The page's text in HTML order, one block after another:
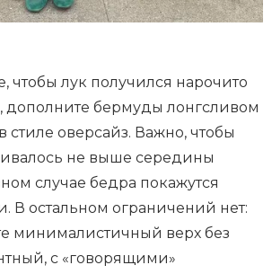
чтобы лук получился нарочито
дополните бермуды лонгсливом
стиле оверсайз. Важно, чтобы
не выше середины
случае бедра покажутся
В остальном ограничений нет:
минималистичный верх без
с «говорящими»